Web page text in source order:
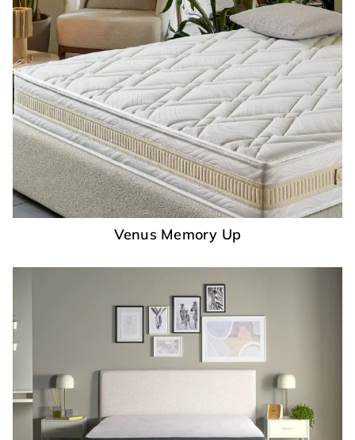
Venus Memory Up